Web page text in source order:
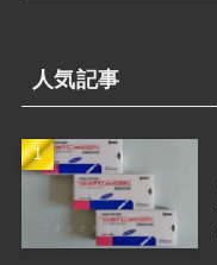
人気記事